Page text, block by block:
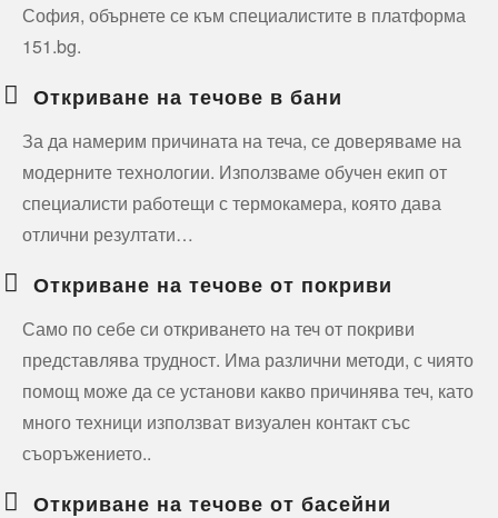
София, обърнете се към специалистите в платформа
151.bg.
Откриване на течове в бани
За да намерим причината на теча, се доверяваме на
модерните технологии. Използваме обучен екип от
специалисти работещи с термокамера, която дава
отлични резултати…
Откриване на течове от покриви
Само по себе си откриването на теч от покриви
представлява трудност. Има различни методи, с чиято
помощ може да се установи какво причинява теч, като
много техници използват визуален контакт със
съоръжението..
Откриване на течове от басейни